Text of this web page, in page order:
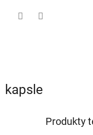
kapsle
Produkty